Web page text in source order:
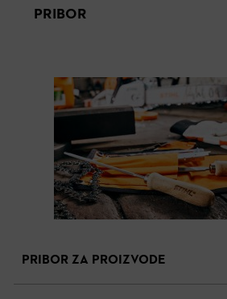
PRIBOR
PRIBOR ZA PROIZVODE